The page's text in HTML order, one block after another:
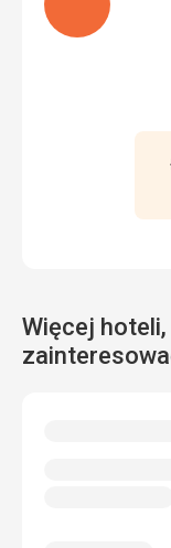
Zakładam, że
Więcej